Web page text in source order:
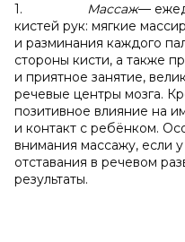
1. Массаж—
кистей рук: мягкие
и разминания каждого
стороны кисти, а также
и приятное занятие,
речевые центры мозга.
позитивное влияние на
и контакт с ребёнком.
внимания массажу, если
отставания в речевом
результаты.